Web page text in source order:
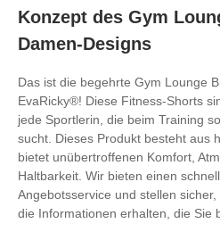
Konzept des Gym
Damen-Designs
Das ist die begehrte Gym Lounge
EvaRicky®! Diese Fitness-Shorts
jede Sportlerin, die beim Training
sucht. Dieses Produkt besteht aus
bietet unübertroffenen Komfort,
Haltbarkeit. Wir bieten einen
Angebotsservice und stellen
die Informationen erhalten, die Sie